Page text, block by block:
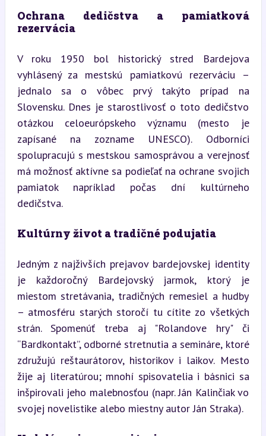
Ochrana dedičstva a pamiatková
rezervácia
V roku 1950 bol historický stred Bardejova
vyhlásený za mestskú pamiatkovú rezerváciu –
jednalo sa o vôbec prvý takýto prípad na
Slovensku. Dnes je starostlivosť o toto dedičstvo
otázkou celoeurópskeho významu (mesto je
zapísané na zozname UNESCO). Odborníci
spolupracujú s mestskou samosprávou a verejnosť
má možnosť aktívne sa podieľať na ochrane svojich
pamiatok napríklad počas dní kultúrneho
dedičstva.
Kultúrny život a tradičné podujatia
Jedným z najživších prejavov bardejovskej identity
je každoročný Bardejovský jarmok, ktorý je
miestom stretávania, tradičných remesiel a hudby
– atmosféru starých storočí tu cítite zo všetkých
strán. Spomenúť treba aj "Rolandove hry" či
“Bardkontakt”, odborné stretnutia a semináre, ktoré
združujú reštaurátorov, historikov i laikov. Mesto
žije aj literatúrou; mnohí spisovatelia i básnici sa
inšpirovali jeho malebnosťou (napr. Ján Kalinčiak vo
svojej novelistike alebo miestny autor Ján Straka).